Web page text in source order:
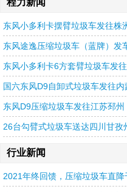
程力新闻
东风小多利卡摆臂垃圾车发往株
东风途逸压缩垃圾车（蓝牌）发
东风小多利卡6方套臂垃圾车发
国六东风D9自卸式垃圾车发往内
东风D9压缩垃圾车发往江苏邳州
26台勾臂式垃圾车送达四川甘孜
行业新闻
2021年终回馈，压缩垃圾车直降